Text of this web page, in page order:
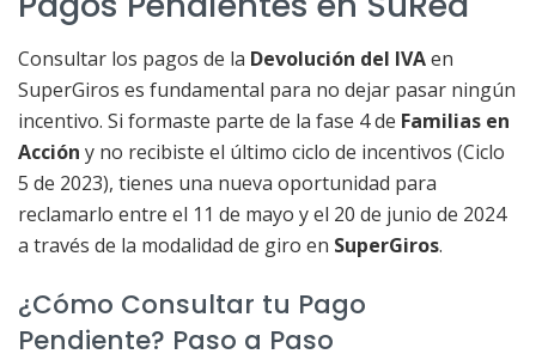
Consultar los pagos de la Devolución del IVAen
SuperGiros es fundamental para no dejar pasar ningún
incentivo. Si formaste parte de la fase 4 de Familias en
Acción y no recibiste el último ciclo de incentivos (Ciclo
5 de 2023), tienes una nueva oportunidad para
reclamarlo entre el 11 de mayo y el 20 de junio de 2024
a través de la modalidad de giro en SuperGiros.
¿Cómo Consultar tu Pago
Pendiente? Paso a Paso